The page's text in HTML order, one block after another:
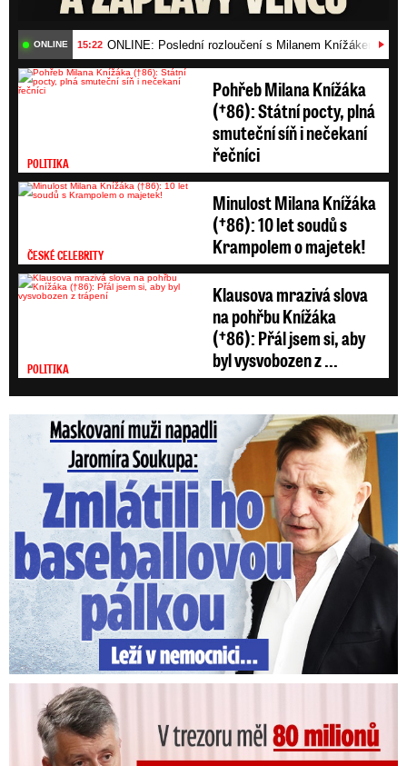
ONLINE 15:22 ONLINE: Poslední rozloučení s Milanem Knížákem
POLITIKA
Pohřeb Milana Knížáka
(†86): Státní pocty, plná
smuteční síň i nečekaní
řečníci
ČESKÉ CELEBRITY
Minulost Milana Knížáka
(†86): 10 let soudů s
Krampolem o majetek!
POLITIKA
Klausova mrazivá slova
na pohřbu Knížáka
(†86): Přál jsem si, aby
byl vysvobozen z ...
Maskovaní muži napadli Jaromíra Soukupa: Krvavá nakládačka
V trezoru měl 80 milionů: Policie obvinila exšéfa železnic!